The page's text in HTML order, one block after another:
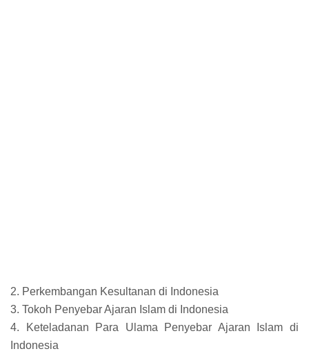
2. Perkembangan Kesultanan di Indonesia
3. Tokoh Penyebar Ajaran Islam di Indonesia
4. Keteladanan Para Ulama Penyebar Ajaran Islam di
Indonesia